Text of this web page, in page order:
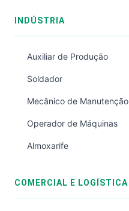
INDÚSTRIA
Auxiliar de Produção
Soldador
Mecânico de Manutenção
Operador de Máquinas
Almoxarife
COMERCIAL E LOGÍSTICA